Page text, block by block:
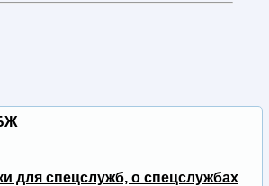
для спецслужб, о спецслужбах